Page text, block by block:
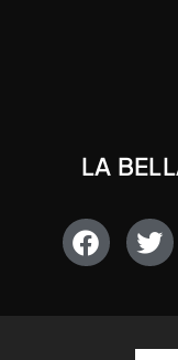
LA